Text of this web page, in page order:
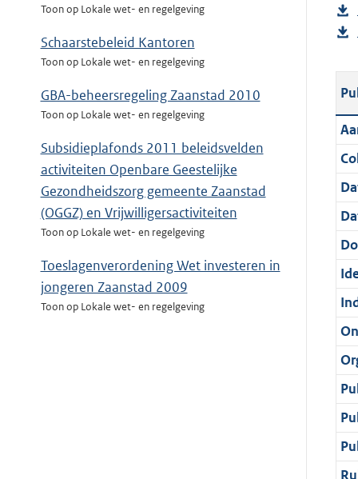
Toon op Lokale wet- en regelgeving
Schaarstebeleid Kantoren
Toon op Lokale wet- en regelgeving
GBA-beheersregeling Zaanstad 2010
Toon op Lokale wet- en regelgeving
Subsidieplafonds 2011 beleidsvelden
activiteiten Openbare Geestelijke
Gezondheidszorg gemeente Zaanstad
(OGGZ) en Vrijwilligersactiviteiten
Toon op Lokale wet- en regelgeving
Toeslagenverordening Wet investeren in
jongeren Zaanstad 2009
Toon op Lokale wet- en regelgeving